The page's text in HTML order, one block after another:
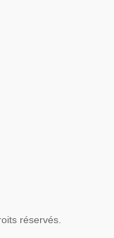
réservés.